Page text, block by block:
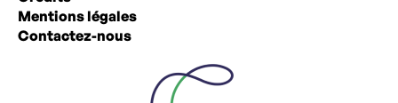
Mentions légales
Contactez-nous